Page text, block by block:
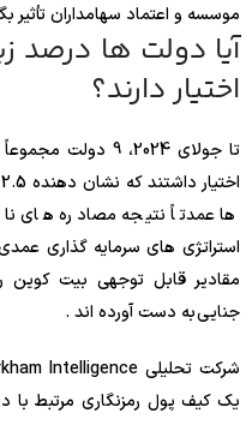
موسسه و اعتماد سهامداران تأثیر
آیا دولت ها درصد
اختیار دارند؟
ها عمدتاً نتیجه مصادره های
استراتژی های سرمایه گذاری
مقادیر قابل توجهی بیت کوین
جنایی به دست آورده اند .